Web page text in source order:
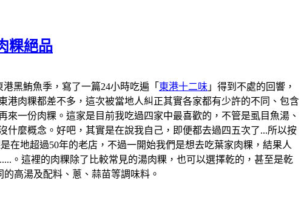
粿絕品
黑鮪魚季，寫了一篇24小時吃遍「 東港十二味 」得到不處的回響，
肉粿都差不多，這次被當地人糾正其實各家都有少許的不同、包含
一份肉粿。這家是目前我吃過四家中最喜歡的，不管是虱目魚湯、
什麼概念。好吧，其實是在說我自己，即便都去過四五次了...所以按
在地超過50年的老店，不過一開始我們是想去吃葉家肉粿，結果人
。這裡的肉粿除了比較常見的湯肉粿，也可以選擇乾的，甚至是乾
高湯及配料、蔥、蒜苗等調味料。